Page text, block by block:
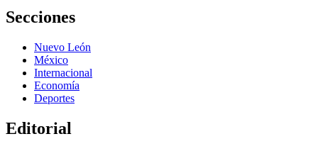
Secciones
Nuevo León
México
Internacional
Economía
Deportes
Editorial